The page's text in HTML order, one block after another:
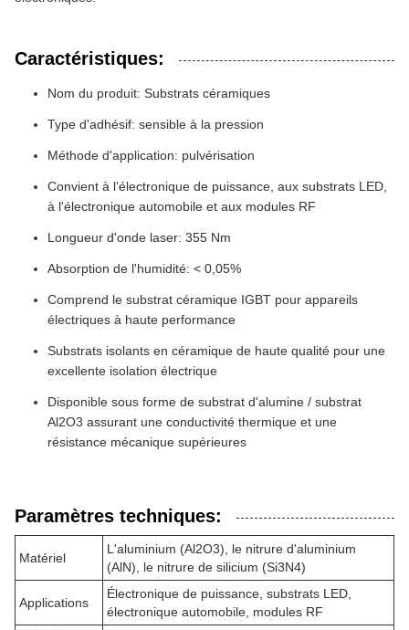
Caractéristiques:
Nom du produit: Substrats céramiques
Type d'adhésif: sensible à la pression
Méthode d'application: pulvérisation
Convient à l'électronique de puissance, aux substrats LED,
à l'électronique automobile et aux modules RF
Longueur d'onde laser: 355 Nm
Absorption de l'humidité: < 0,05%
Comprend le substrat céramique IGBT pour appareils
électriques à haute performance
Substrats isolants en céramique de haute qualité pour une
excellente isolation électrique
Disponible sous forme de substrat d'alumine / substrat
Al2O3 assurant une conductivité thermique et une
résistance mécanique supérieures
Paramètres techniques:
Matériel
L'aluminium (Al2O3), le nitrure d'aluminium
(AlN), le nitrure de silicium (Si3N4)
Applications
Électronique de puissance, substrats LED,
électronique automobile, modules RF